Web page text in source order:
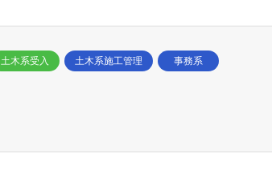
土木系受入 土木系施工管理 事務系